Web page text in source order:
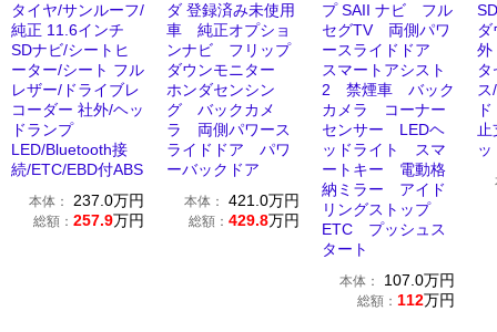
タイヤ/サンルーフ/
純正 11.6インチ
SDナビ/シートヒ
ーター/シート フル
レザー/ドライブレ
コーダー 社外/ヘッ
ドランプ
LED/Bluetooth接
続/ETC/EBD付ABS
本体： 237.0万円
総額： 257.9万円
ダ 登録済み未使用
車 純正オプショ
ンナビ フリップ
ダウンモニター
ホンダセンシン
グ バックカメ
ラ 両側パワース
ライドドア パワ
ーバックドア
本体： 421.0万円
総額： 429.8万円
プ SAII ナビ フル
セグTV 両側パワ
ースライドドア
スマートアシスト
2 禁煙車 バック
カメラ コーナー
センサー LEDヘ
ッドライト スマ
ートキー 電動格
納ミラー アイド
リングストップ
ETC プッシュス
タート
本体： 107.0万円
総額： 112万円
外